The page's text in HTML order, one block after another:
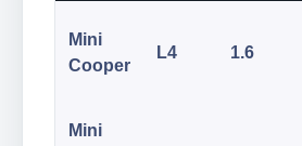
Mini
Cooper
L4 1.6
Mini